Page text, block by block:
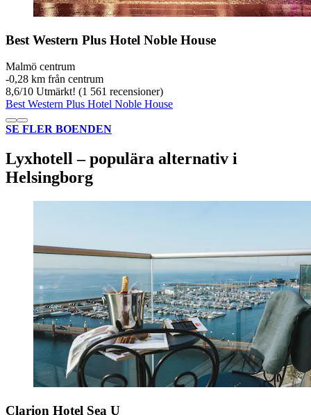
Best Western Plus Hotel Noble House
Malmö centrum
‐0,28 km från centrum
8,6/10 Utmärkt! (1 561 recensioner)
Best Western Plus Hotel Noble House
SE FLER BOENDEN
Lyxhotell – populära alternativ i
Helsingborg
Clarion Hotel Sea U